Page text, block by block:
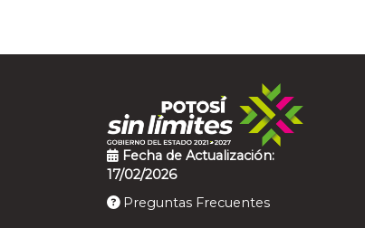
Fecha de Actualización:
17/02/2026
Preguntas Frecuentes